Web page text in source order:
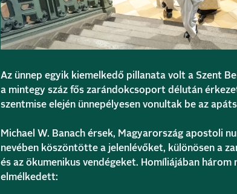
Az ünnep egyik kiemelkedő pillanata volt a Szent
a mintegy száz fős zarándokcsoport délután
szentmise elején ünnepélyesen vonultak be az
Michael W. Banach érsek, Magyarország apostoli
nevében köszöntötte a jelenlévőket, különösen a
és az ökumenikus vendégeket. Homíliájában három
elmélkedett: